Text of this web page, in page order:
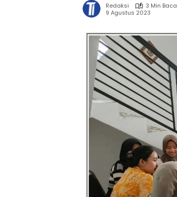
Redaksi
3 Min Baca
9 Agustus 2023